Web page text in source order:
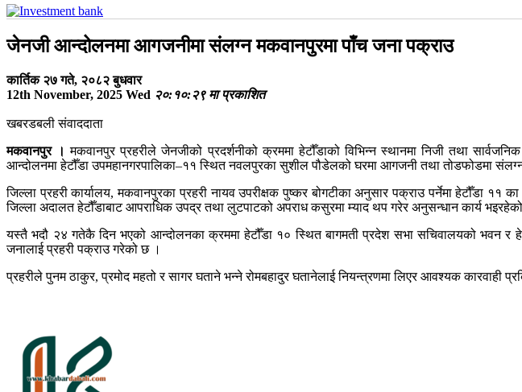
जेनजी आन्दोलनमा आगजनीमा संलग्न मकवानपुरमा पाँच जना पक्राउ
कार्तिक २७ गते, २०८२ बुधवार
12th November, 2025 Wed २०:१०:२९ मा प्रकाशित
खबरडबली संवाददाता
मकवानपुर ।मकवानपुर प्रहरीले जेनजीको प्रदर्शनीको क्रममा हेटौँडाको विभिन्न स्थानमा निजी तथा
आन्दोलनमा हेटौँडा उपमहानगरपालिका–११ स्थित नवलपुरका सुशील पौडेलको घरमा आगजनी तथा तोडफोडमा
जिल्ला प्रहरी कार्यालय, मकवानपुरका प्रहरी नायव उपरीक्षक पुष्कर बोगटीका अनुसार पक्राउ पर्नेमा हेटौँडा
जिल्ला अदालत हेटौँडाबाट आपराधिक उपद्र तथा लुटपाटको अपराध कसुरमा म्याद थप गरेर अनुसन्धान कार्य
यस्तै भदौ २४ गतेकै दिन भएको आन्दोलनका क्रममा हेटौँडा १० स्थित बागमती प्रदेश सभा सचिवालयको भवन र
जनालाई प्रहरी पक्राउ गरेको छ ।
प्रहरीले पुनम ठाकुर, प्रमोद महतो र सागर घताने भन्ने रोमबहादुर घतानेलाई नियन्त्रणमा लिएर आवश्यक कारवाही